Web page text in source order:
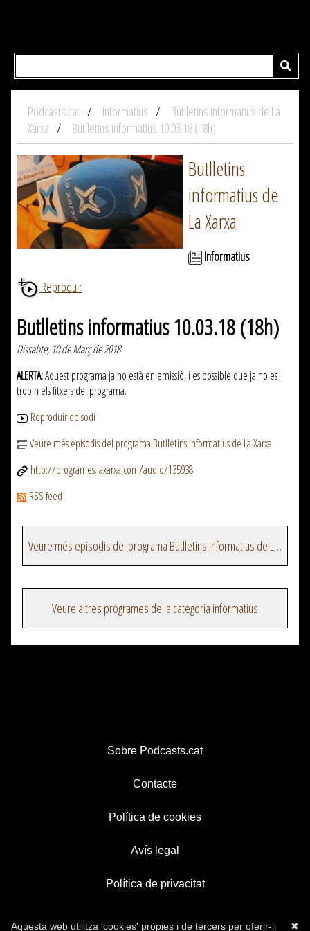
Podcasts.cat Informatius
Butlletins informatius de La
Xarxa
Butlletins informatius 10.03.18 (18h)
Butlletins
informatius de
La Xarxa
Informatius
Reproduir
Butlletins informatius 10.03.18 (18h)
Dissabte, 10 de Març de 2018
ALERTA:Aquest programa ja no està en emissió, i es possible que ja no es
trobin els fitxers del programa.
Reproduir episodi
Veure més episodis del programa Butlletins informatius de La Xarxa
http://programes.laxarxa.com/audio/135938
RSS feed
Veure més episodis del programa Butlletins informatius de La Xarxa
Veure altres programes de la categoria informatius
Sobre Podcasts.cat
Contacte
Política de cookies
Avís legal
Política de privacitat
✖
Aquesta web utilitza 'cookies' pròpies i de tercers per oferir-li